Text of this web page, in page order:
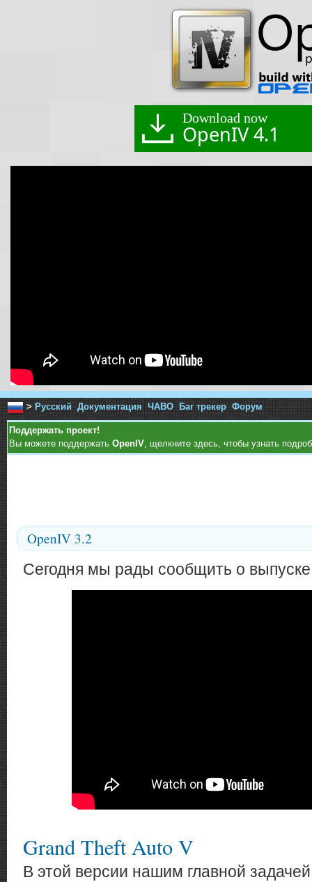
Download now
OpenIV 4.1
> Русский Документация ЧАВО Баг трекер Форум
Поддержать проект!
Вы можете поддержать OpenIV, щелкните здесь, чтобы узнать
OpenIV 3.2
Сегодня мы рады сообщить о
Grand Theft Auto V
В этой версии нашим главной